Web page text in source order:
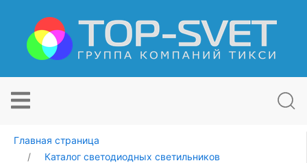
Главная страница
Каталог светодиодных светильников